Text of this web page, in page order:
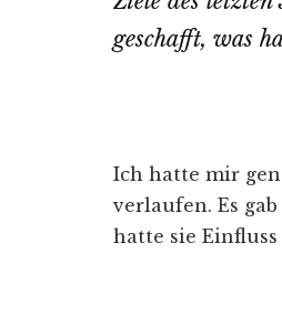
geschafft, was
Ich hatte mir
verlaufen. Es gab
hatte sie